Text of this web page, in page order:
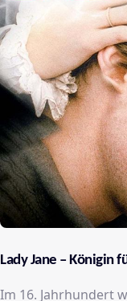
Lady Jane – Königin
Im 16. Jahrhundert